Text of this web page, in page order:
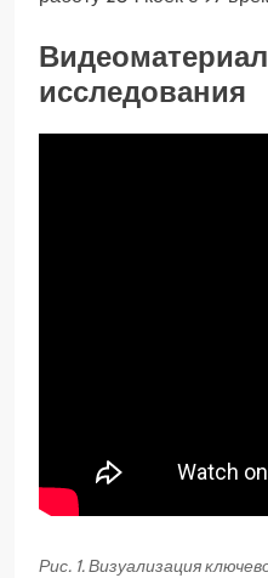
исследования
Рис. 1. Визуализация